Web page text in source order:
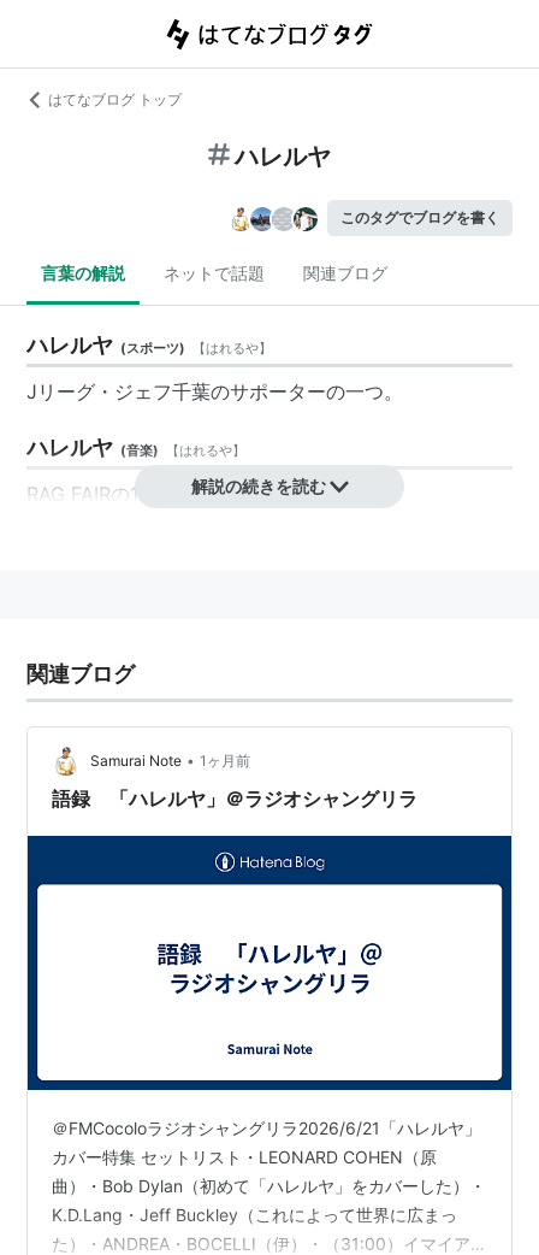
はてなブログ トップ
ハレルヤ
このタグでブログを書く
言葉の解説 ネットで話題 関連ブログ
ハレルヤ (スポーツ) 【はれるや】
Jリーグ・ジェフ千葉のサポーターの一つ。
ハレルヤ (音楽) 【はれるや】
RAG FAIRの11thシングル。
クリック
: 18回
リスト::曲タイトル
解説の続きを読む
関連ブログ
Samurai Note • 1ヶ月前
語録 「ハレルヤ」＠ラジオシャングリラ
＠FMCocoloラジオシャングリラ2026/6/21「ハレルヤ」
カバー特集 セットリスト・LEONARD COHEN（原
曲）・Bob Dylan（初めて「ハレルヤ」をカバーした）・
K.D.Lang・Jeff Buckley（これによって世界に広まっ
た）・ANDREA・BOCELLI（伊）・（31:00）イマイア